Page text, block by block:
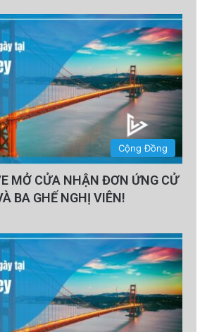
Cộng Đồng
MỞ CỬA NHẬN ĐƠN ỨNG CỬ
BA GHẾ NGHỊ VIÊN!